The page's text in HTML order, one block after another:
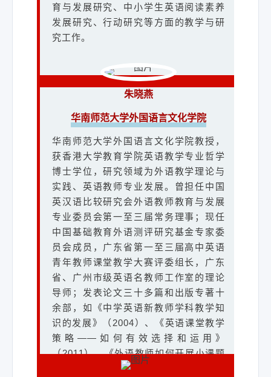
育与发展研究、中小学生英语阅读素养
发展研究、行动研究等方面的教学与研
究工作。
朱晓燕
华南师范大学外国语言文化学院
华南师范大学外国语言文化学院教授，
获香港大学教育学院英语教学专业哲学
博士学位，研究领域为外语教学理论与
实践、英语教师专业发展。曾担任中国
英汉语比较研究会外语教师教育与发展
专业委员会第一至三届常务理事；现任
中国基础教育外语测评研究基金专家委
员会成员，广东省第一至三届高中英语
青年教师课堂教学大赛评委组长，广东
省、广州市级英语名教师工作室的理论
导师；发表论文三十多篇和出版专著十
余部，如《中学英语新教师学科教学知
识的发展》（2004）、《英语课堂教学
策略——如何有效选择和运用》
（2011）、《外语教师如何开展小课题
研究：实际操作指南》（2013）、《大